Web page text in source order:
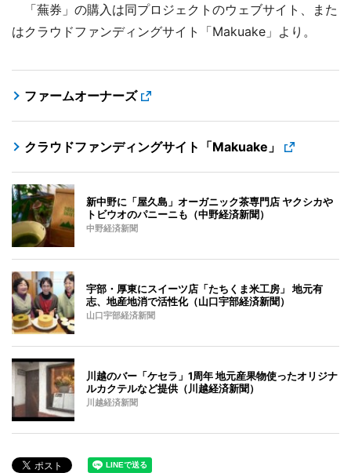
「蕪券」の購入は同プロジェクトのウェブサイト、また
はクラウドファンディングサイト「Makuake」より。
ファームオーナーズ
クラウドファンディングサイト「Makuake」
新中野に「屋久島」オーガニック茶専門店 ヤクシカや
トビウオのパニーニも（中野経済新聞）
中野経済新聞
宇部・厚東にスイーツ店「たちくま米工房」 地元有
志、地産地消で活性化（山口宇部経済新聞）
山口宇部経済新聞
川越のバー「ケセラ」1周年 地元産果物使ったオリジナ
ルカクテルなど提供（川越経済新聞）
川越経済新聞